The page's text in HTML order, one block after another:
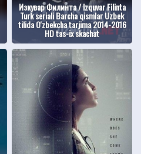
Изкувар Филинта / Izquvar Filinta
Turk seriali Barcha qismlar Uzbek
tilida O'zbekcha tarjima 2014-2016
HD tas-ix skachat